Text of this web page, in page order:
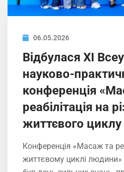
06.05.2026
Відбулася ХІ
науково-
конференція
реабілітація на
життєвого
Конференція «Масаж та
життєвому циклі людини»